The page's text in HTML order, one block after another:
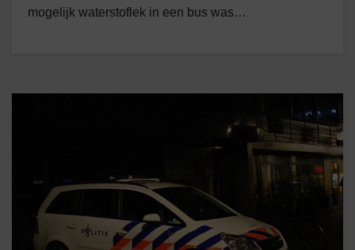
mogelijk waterstoflek in een bus was…